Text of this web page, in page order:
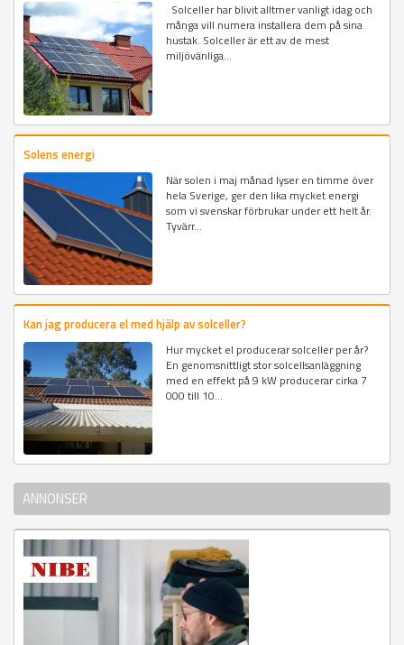
Solceller har blivit alltmer vanligt idag och
många vill numera installera dem på sina
hustak. Solceller är ett av de mest
miljövänliga...
Solens energi
När solen i maj månad lyser en timme över
hela Sverige, ger den lika mycket energi
som vi svenskar förbrukar under ett helt år.
Tyvärr...
Kan jag producera el med hjälp av solceller?
Hur mycket el producerar solceller per år?
En genomsnittligt stor solcellsanläggning
med en effekt på 9 kW producerar cirka 7
000 till 10...
ANNONSER